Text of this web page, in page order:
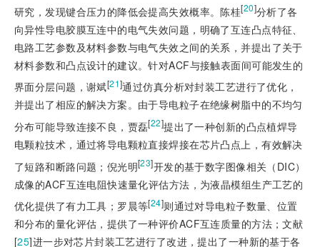
研究，发现键合压力的降低会提高失效概率。陈桂[20]分析了各
向异性导电胶膜互连中的电气失效问题，明确了互连凸点特征、
电路工艺参数及材料参数与电气失效之间的关系，并提出了关于
材料参数和凸点设计的建议。针对ACF与接触表面间可能发生的
界面分层问题，谢斌[21]通过仿真分析对封装工艺进行了优化，
并提出了相应的解决方案。由于导电粒子在绝缘树脂中的不均匀
分布可能导致连接不良，贾磊[22]提出了一种创新的凸点植焊导
电颗粒技术，通过将导电颗粒直接焊接在芯片凸点上，有效解决
了短路和断路问题；倪光明[23]开发的基于数字图像相关（DIC）
成像的ACF互连电阻快速量化评估方法，为液晶模组生产工艺的
优化提供了有力工具；罗晨等[24]则通过对导电粒子数量、位置
和分布的量化评估，提供了一种评价ACF互连质量的方法；文献
[25]进一步对芯片封装工艺进行了改进，提出了一种新的基于各